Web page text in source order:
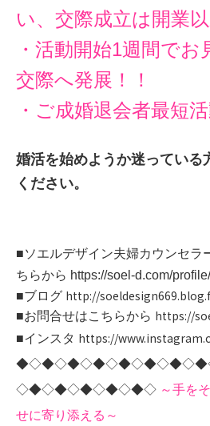
い、交際成立は開業以
・活動開始1週間で
交際へ発展！！
・ご成婚退会者最短
婚活を始めようか迷っている
ください。
■ソエルデザイン夫婦カウンセラ
ちらから https://soel-d.com/
■ブログ http://
■お問合せはこちらから https://
■インスタ https://
◇◆◇◆◇◆◇◆◇◆◇ ～手を
せに寄り添える～